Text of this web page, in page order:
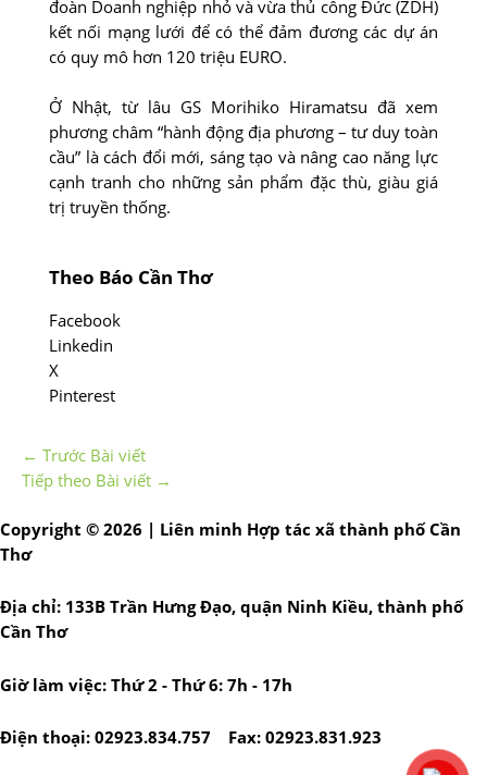
đoàn Doanh nghiệp nhỏ và vừa thủ công Đức (ZDH)
kết nối mạng lưới để có thể đảm đương các dự án
có quy mô hơn 120 triệu EURO.
Ở Nhật, từ lâu GS Morihiko Hiramatsu đã xem
phương châm “hành động địa phương – tư duy toàn
cầu” là cách đổi mới, sáng tạo và nâng cao năng lực
cạnh tranh cho những sản phẩm đặc thù, giàu giá
trị truyền thống.
Theo Báo Cần Thơ
Facebook
Linkedin
X
Pinterest
← Trước Bài viết
Tiếp theo Bài viết →
Copyright © 2026 | Liên minh Hợp tác xã thành phố Cần
Thơ
Địa chỉ: 133B Trần Hưng Đạo, quận Ninh Kiều, thành phố
Cần Thơ
Giờ làm việc: Thứ 2 - Thứ 6: 7h - 17h
Điện thoại: 02923.834.757 Fax: 02923.831.923